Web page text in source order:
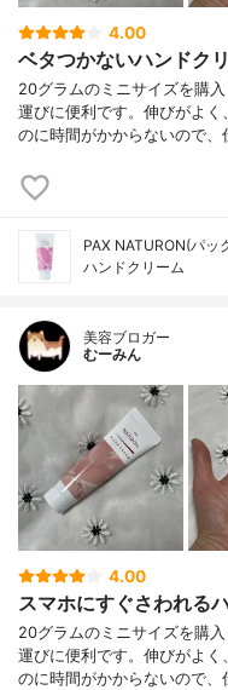
4.00
ベタつかないハンドク
20グラムのミニサイズを購
運びに便利です。伸びがよ
のに時間がかからないので
PAX NATURON(パッ
ハンドクリーム
美容ブロガー
むーみん
4.00
スマホにすぐさわれる
20グラムのミニサイズを購
運びに便利です。伸びがよ
のに時間がかからないので